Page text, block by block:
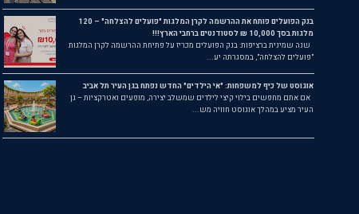
בנק הפועלים פותח את ההרשמה לקרן המלגות "פועלים להצלחה" – 120
מלגות בסך 10,000 ₪ לסטודנטים ברחבי הארץ!!!
שנה שמינית ברציפות: בנק הפועלים מכריז על פתיחת ההרשמה לקרן המלגות
"פועלים להצלחה", במסגרתה יע...
אוגוסט של כיף למשפחות: "אי הילדים" החדש נפתח בגן העיר תל אביב
אם אתם מחפשים בילוי קיצי לילדים שמשלב יצירה, מופעים ואטרקציות – גן
העיר מציע במהלך אוגוסט חוויה מש...